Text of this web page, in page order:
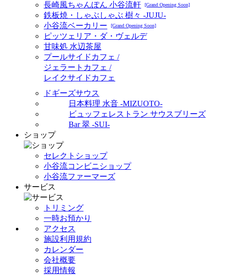
長崎風ちゃんぽん 小谷流軒 [Grand Opening Soon]
鉄板焼・しゃぶしゃぶ 樹々 -JUJU-
小谷流ベーカリー
[Grand Opening Soon]
ピッツェリア・ダ・ヴェルデ
甘味処 水辺茶屋
プールサイドカフェ /
ジェラートカフェ /
レイクサイドカフェ
ドギーズサウス
日本料理 水音 -MIZUOTO-
ビュッフェレストラン サウスブリーズ
Bar 翠 -SUI-
ショップ
セレクトショップ
小谷流コンビニショップ
小谷流ファーマーズ
サービス
トリミング
一時お預かり
アクセス
施設利用規約
カレンダー
会社概要
採用情報